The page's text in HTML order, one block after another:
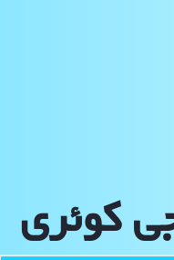
كوئری